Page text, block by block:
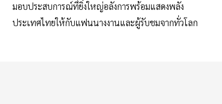
มอบประสบการณ์ที่ยิ่งใหญ่อลังการพร้อมแสดงพลัง
ประเทศไทยให้กับแฟนนางงานและผู้รับชมจากทั่วโลก